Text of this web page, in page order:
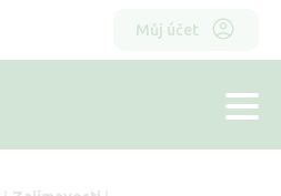
Horní
Můj účet